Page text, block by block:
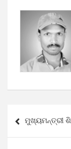
navigation
ମୁଖ୍ୟମନ୍ତ୍ରୀ